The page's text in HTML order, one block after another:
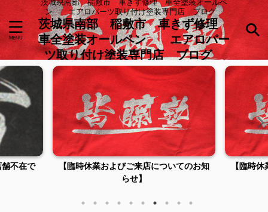
ン エアロパーツ取り付け塗装専門店 ブログ
茨城県南部 稲敷市 車きず修理
車全塗装オールペン エアロパー
ツ取り付け塗装専門店 ブログ
不在で
【臨時休業およびご来店についてのお知
らせ】
【臨時